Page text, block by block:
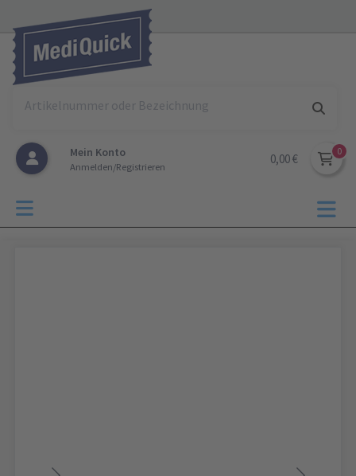
Mein Konto
Anmelden/Registrieren
0,00 €